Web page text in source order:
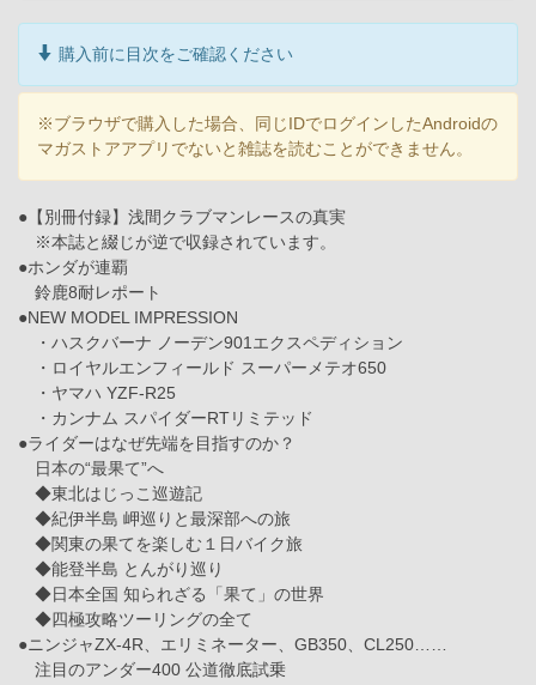
購入前に目次をご確認ください
※ブラウザで購入した場合、同じIDでログインしたAndroidの
マガストアアプリでないと雑誌を読むことができません。
●【別冊付録】浅間クラブマンレースの真実
※本誌と綴じが逆で収録されています。
●ホンダが連覇
鈴鹿8耐レポート
●NEW MODEL IMPRESSION
・ハスクバーナ ノーデン901エクスペディション
・ロイヤルエンフィールド スーパーメテオ650
・ヤマハ YZF-R25
・カンナム スパイダーRTリミテッド
●ライダーはなぜ先端を目指すのか？
日本の“最果て”へ
◆東北はじっこ巡遊記
◆紀伊半島 岬巡りと最深部への旅
◆関東の果てを楽しむ１日バイク旅
◆能登半島 とんがり巡り
◆日本全国 知られざる「果て」の世界
◆四極攻略ツーリングの全て
●ニンジャZX-4R、エリミネーター、GB350、CL250……
注目のアンダー400 公道徹底試乗